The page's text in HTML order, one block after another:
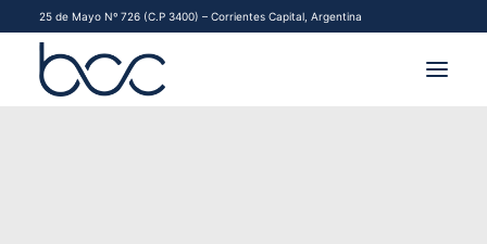
25 de Mayo Nº 726 (C.P 3400) – Corrientes Capital, Argentina